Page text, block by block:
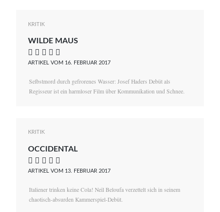
KRITIK
WILDE MAUS
    
ARTIKEL VOM 16. FEBRUAR 2017
Selbstmord durch gefrorenes Wasser: Josef Haders Debüt als
Regisseur ist ein harmloser Film über Kommunikation und Schnee.
KRITIK
OCCIDENTAL
    
ARTIKEL VOM 13. FEBRUAR 2017
Italiener trinken keine Cola! Neïl Beloufa verzettelt sich in seinem
chaotisch-absurden Kammerspiel-Debüt.